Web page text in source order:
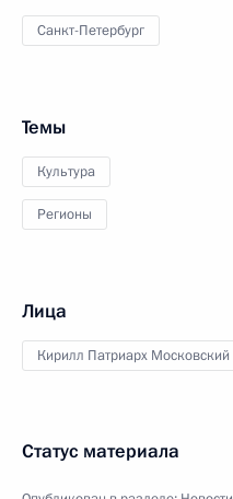
Санкт-Петербург
Темы
Культура
Регионы
Лица
Кирилл Патриарх Московский
Статус материала